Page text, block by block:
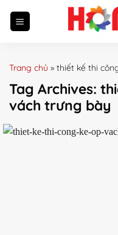
Trang chủ » thiết kế thi
Tag Archives:
vách trưng bày